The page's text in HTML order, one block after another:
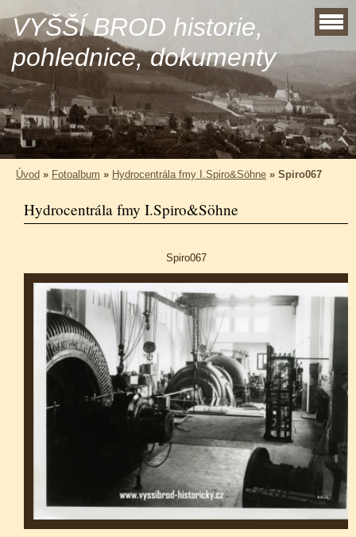
VYŠŠÍ BROD historie,
pohlednice, dokumenty
Úvod » Fotoalbum » Hydrocentrála fmy I.Spiro&Söhne » Spiro067
Hydrocentrála fmy I.Spiro&Söhne
Spiro067